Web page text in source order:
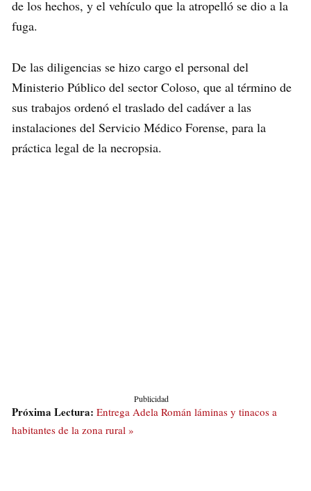
de los hechos, y el vehículo que la atropelló se dio a la
fuga.
De las diligencias se hizo cargo el personal del
Ministerio Público del sector Coloso, que al término de
sus trabajos ordenó el traslado del cadáver a las
instalaciones del Servicio Médico Forense, para la
práctica legal de la necropsia.
Publicidad
Próxima Lectura: Entrega Adela Román láminas y tinacos a
habitantes de la zona rural »